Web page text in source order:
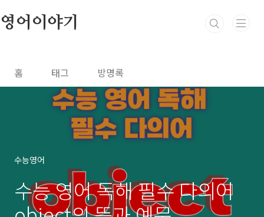
영어이야기
홈 태그 방명록
수능영어
수능 영어 독해 필수 다의어